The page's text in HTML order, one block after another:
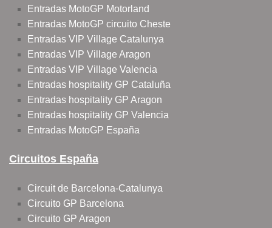
Entradas MotoGP Motorland
Entradas MotoGP circuito Cheste
Entradas VIP Village Catalunya
Entradas VIP Village Aragon
Entradas VIP Village Valencia
Entradas hospitality GP Cataluña
Entradas hospitality GP Aragon
Entradas hospitality GP Valencia
Entradas MotoGP España
Circuitos España
Circuit de Barcelona-Catalunya
Circuito GP Barcelona
Circuito GP Aragon